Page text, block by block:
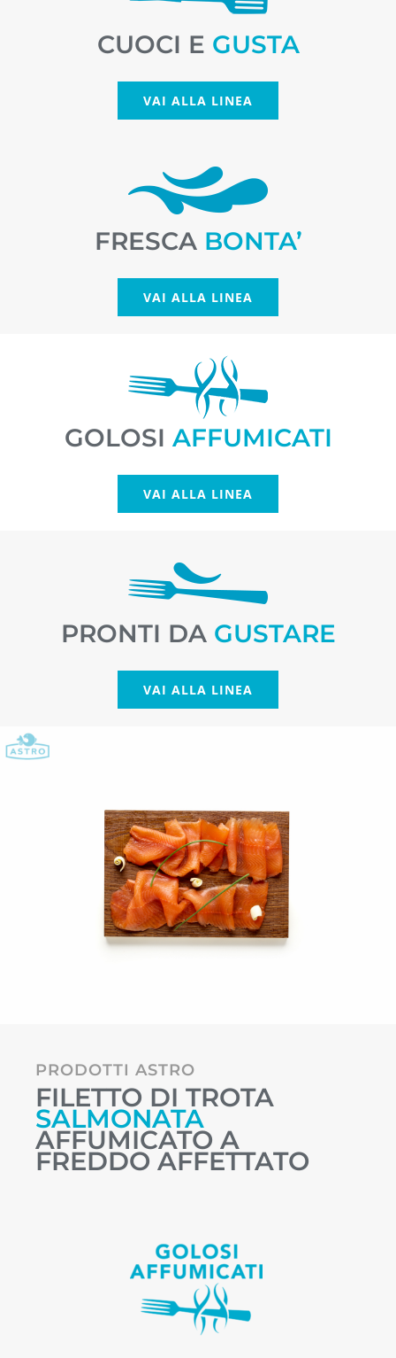
CUOCI E GUSTA
VAI ALLA LINEA
FRESCA BONTA’
VAI ALLA LINEA
GOLOSI AFFUMICATI
VAI ALLA LINEA
PRONTI DA GUSTARE
VAI ALLA LINEA
PRODOTTI ASTRO
FILETTO DI TROTA
SALMONATA
AFFUMICATO A
FREDDO AFFETTATO
Linea golosi affumicati
Gli affumicati Astro sono preparati
senza conservanti aggiunti e solo
aromi naturali.